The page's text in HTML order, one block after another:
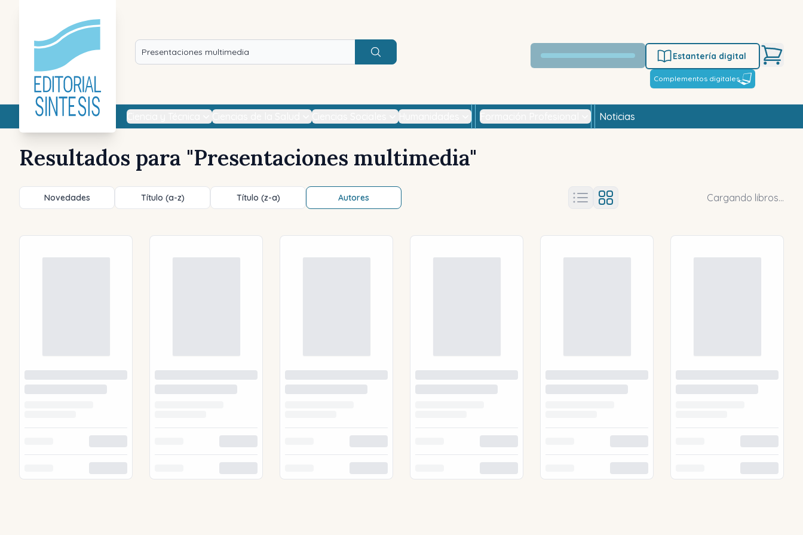
Buscar
Estantería digital
Complementos digitales
Noticias
Resultados para "Presentaciones multimedia"
Novedades Título (a-z) Título (z-a) Autores Cargando libros...